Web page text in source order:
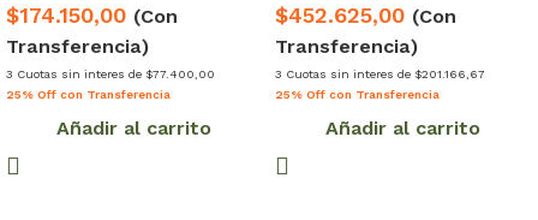
$174.150,00 (Con
Transferencia)
3 Cuotas sin interes de $77.400,00
25% Off con Transferencia
Añadir al carrito
$452.625,00 (Con
Transferencia)
3 Cuotas sin interes de $201.166,67
25% Off con Transferencia
Añadir al carrito